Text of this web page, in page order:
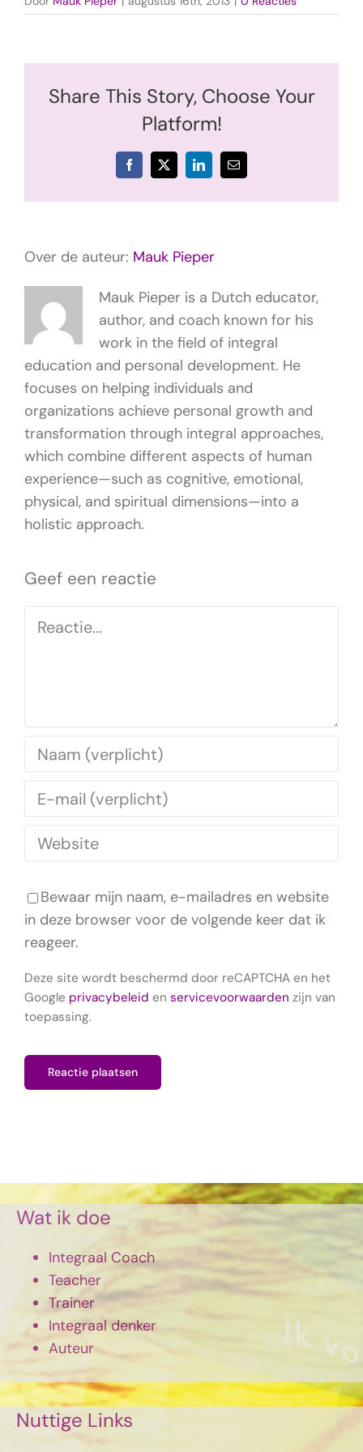
Share This Story, Choose Your
Platform!
Facebook
X LinkedIn
E-
mail
Over de auteur: Mauk Pieper
Mauk Pieper is a Dutch educator,
author, and coach known for his
work in the field of integral
education and personal development. He
focuses on helping individuals and
organizations achieve personal growth and
transformation through integral approaches,
which combine different aspects of human
experience—such as cognitive, emotional,
physical, and spiritual dimensions—into a
holistic approach.
Geef een reactie
Reactie
Bewaar mijn naam, e-mailadres en website
in deze browser voor de volgende keer dat ik
reageer.
Deze site wordt beschermd door reCAPTCHA en het
Google privacybeleid en servicevoorwaarden zijn van
toepassing.
Wat ik doe
Integraal Coach
Teacher
Trainer
Integraal denker
Auteur
Nuttige Links